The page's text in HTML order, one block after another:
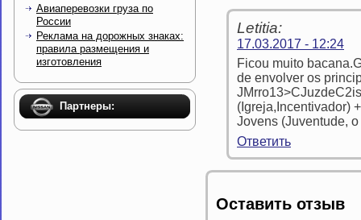
Авиаперевозки груза по
России
Реклама на дорожных знаках:
правила размещения и
изготовления
Партнеры:
Letitia:
17.03.2017 - 12:24
Ficou muito
de envolver os
(Igreja,Incentivador)
Jovens (Juventude,
Ответить
Оставить отзыв